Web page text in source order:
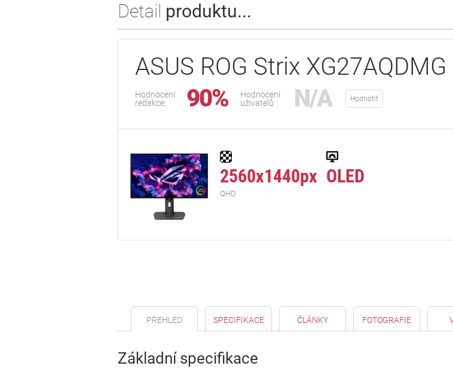
Detail produktu...
ASUS ROG Strix XG27AQDMG
Hodnocení
redakce:
90%
Hodnocení
uživatelů:
N/A Hodnotit
2560x1440px
QHD
OLED
PŘEHLED SPECIFIKACE ČLÁNKY FOTOGRAFIE
Základní specifikace